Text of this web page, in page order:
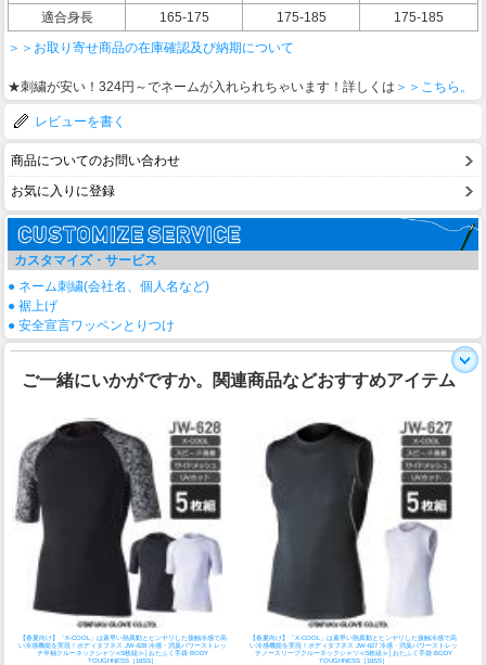
適合身長
165-175 175-185
175-185
＞＞お取り寄せ商品の在庫確認及び納期について
★刺繍が安い！324円～でネームが入れられちゃいます！詳しくは ＞＞こちら。
レビューを書く
商品についてのお問い合わせ
お気に入りに登録
カスタマイズ・サービス
● ネーム刺繍(会社名、個人名など)
● 裾上げ
● 安全宣言ワッペンとりつけ
ご一緒にいかがですか。関連商品などおすすめアイテム
【春夏向け】「X-COOL」は素早い熱異動とヒンヤリした接触冷感で高
い冷感機能を実現！ボディタフネス JW-628 冷感・消臭パワーストレッ
チ半袖クルーネックシャツ≪5枚組≫│おたふく手袋 BODY
TOUGHNESS［16SS］
【春夏向け】「X-COOL」は素早い熱異動とヒンヤリした接触冷感で高
い冷感機能を実現！ ボディタフネス JW-627 冷感・消臭パワーストレッ
チノースリーブクルーネックシャツ≪5枚組≫│おたふく手袋 BODY
TOUGHNESS［16SS］